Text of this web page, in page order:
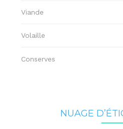
Viande
Volaille
Conserves
NUAGE